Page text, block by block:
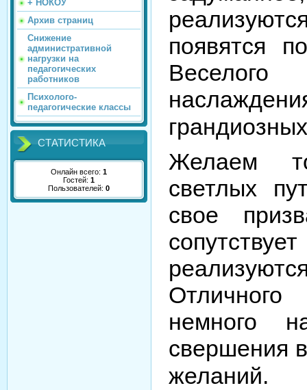
+ НОКОУ
Архив страниц
Снижение
административной
нагрузки на
педагогических
работников
Психолого-
педагогические классы
СТАТИСТИКА
Онлайн всего: 1
Гостей: 1
Пользователей: 0
появятся
Желаем
светлых
свое
немного
свершения
желаний.⠀